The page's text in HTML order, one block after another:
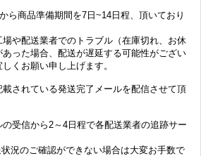
ら商品準備期間を7日~14日程、頂いており
や配送業者でのトラブル（在庫切れ、お休
った場合、配送が遅延する可能性がござい
くお願い申し上げます。
されている発送完了メールを配信させて頂
受信から2～4日程で各配送業者の追跡サー
況のご確認ができない場合は大変お手数で